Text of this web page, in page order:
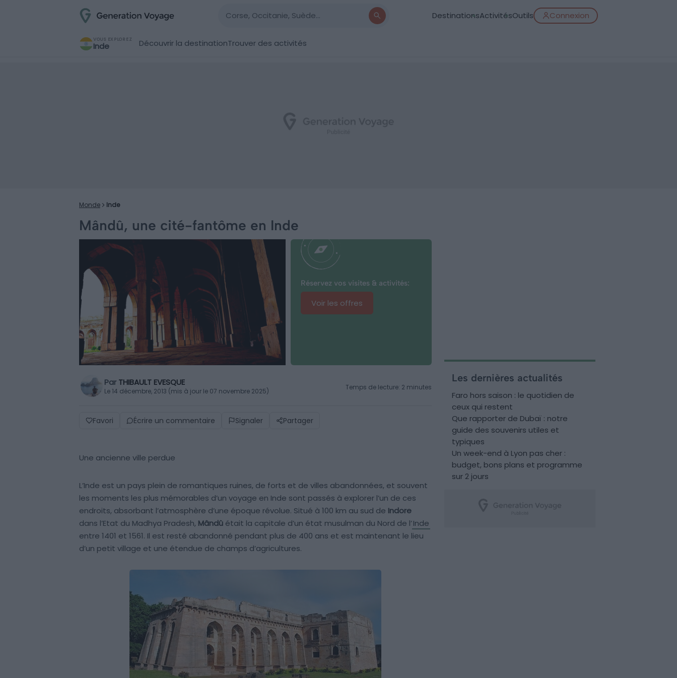
DestinationsActivitésOutils Connexion
VOUS EXPLOREZ
Inde Découvrir la destinationTrouver des activités
Monde Inde
Mândû, une cité-fantôme en Inde
Réservez vos visites & activités:
Voir les offres
Par THIBAULT EVESQUE
Le 14 décembre, 2013 (mis à jour le 07 novembre 2025) Temps de lecture: 2 minutes
Favori Écrire un commentaire Signaler Partager
Une ancienne ville perdue
L’Inde est un pays plein de romantiques ruines, de forts et de villes abandonnées, et souvent
les moments les plus mémorables d’un voyage en Inde sont passés à explorer l’un de ces
endroits, absorbant l’atmosphère d’une époque révolue. Situé à 100 km au sud de Indore
dans l’Etat du Madhya Pradesh, Mândû était la capitale d’un état musulman du Nord de l’Inde
entre 1401 et 1561. Il est resté abandonné pendant plus de 400 ans et est maintenant le lieu
d’un petit village et une étendue de champs d’agricultures.
Les dernières actualités
Faro hors saison : le quotidien de
ceux qui restent
Que rapporter de Dubaï : notre
guide des souvenirs utiles et
typiques
Un week-end à Lyon pas cher :
budget, bons plans et programme
sur 2 jours